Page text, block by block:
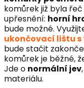
komůrek již byla
upřesnění: horní
bude možné.
ukončovací lištu s
bude stačit
komůrek je běžné,
Jde o normální jev
materiálu.